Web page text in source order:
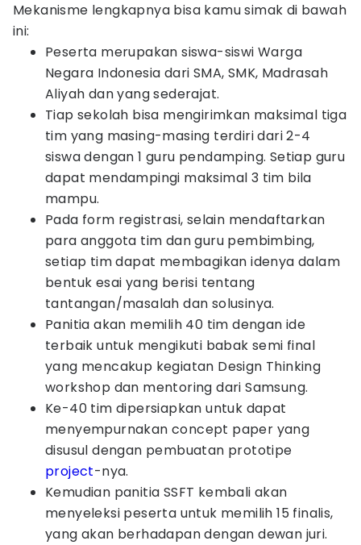
Mekanisme lengkapnya bisa kamu simak di bawah
ini:
Peserta merupakan siswa-siswi Warga
Negara Indonesia dari SMA, SMK, Madrasah
Aliyah dan yang sederajat.
Tiap sekolah bisa mengirimkan maksimal tiga
tim yang masing-masing terdiri dari 2-4
siswa dengan 1 guru pendamping. Setiap guru
dapat mendampingi maksimal 3 tim bila
mampu.
Pada form registrasi, selain mendaftarkan
para anggota tim dan guru pembimbing,
setiap tim dapat membagikan idenya dalam
bentuk esai yang berisi tentang
tantangan/masalah dan solusinya.
Panitia akan memilih 40 tim dengan ide
terbaik untuk mengikuti babak semi final
yang mencakup kegiatan Design Thinking
workshop dan mentoring dari Samsung.
Ke-40 tim dipersiapkan untuk dapat
menyempurnakan concept paper yang
disusul dengan pembuatan prototipe
project-nya.
Kemudian panitia SSFT kembali akan
menyeleksi peserta untuk memilih 15 finalis,
yang akan berhadapan dengan dewan juri.